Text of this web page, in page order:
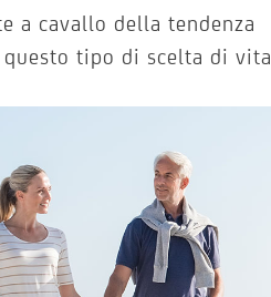
a cavallo della tendenza
tipo di scelta di vita,